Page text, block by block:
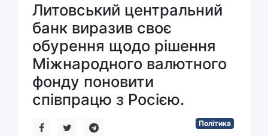
Литовський центральний
банк виразив своє
обурення щодо рішення
Міжнародного валютного
фонду поновити
співпрацю з Росією.
Політика